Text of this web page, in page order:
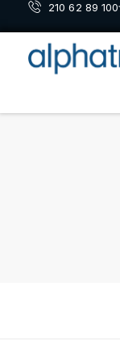
210 62 89 100